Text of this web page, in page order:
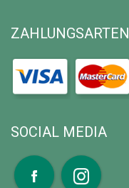
ZAHLUNGSARTEN
SOCIAL MEDIA